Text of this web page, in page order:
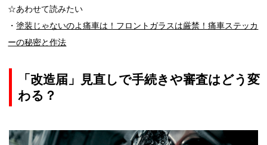
☆あわせて読みたい
・塗装じゃないのよ痛車は！フロントガラスは厳禁！痛車ステッカ
ーの秘密と作法
「改造届」見直しで手続きや審査はどう変
わる？